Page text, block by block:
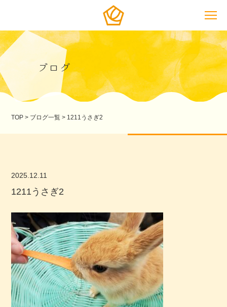
ブログ
TOP > ブログ一覧 > 1211うさぎ2
2025.12.11
1211うさぎ2